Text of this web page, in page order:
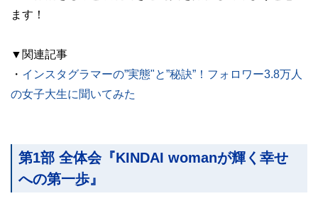
ます！
▼関連記事
・ インスタグラマーの”実態"と”秘訣”！フォロワー3.8万人
の女子大生に聞いてみた
第1部 全体会『KINDAI womanが輝く幸せ
への第一歩』